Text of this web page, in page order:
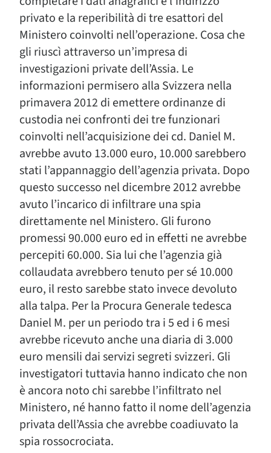
privato e la reperibilità di tre esattori del
Ministero coinvolti nell’operazione. Cosa che
gli riuscì attraverso un’impresa di
investigazioni private dell’Assia. Le
informazioni permisero alla Svizzera nella
primavera 2012 di emettere ordinanze di
custodia nei confronti dei tre funzionari
coinvolti nell’acquisizione dei cd. Daniel M.
avrebbe avuto 13.000 euro, 10.000 sarebbero
stati l’appannaggio dell’agenzia privata. Dopo
questo successo nel dicembre 2012 avrebbe
avuto l’incarico di infiltrare una spia
direttamente nel Ministero. Gli furono
promessi 90.000 euro ed in effetti ne avrebbe
percepiti 60.000. Sia lui che l’agenzia già
collaudata avrebbero tenuto per sé 10.000
euro, il resto sarebbe stato invece devoluto
alla talpa. Per la Procura Generale tedesca
Daniel M. per un periodo tra i 5 ed i 6 mesi
avrebbe ricevuto anche una diaria di 3.000
euro mensili dai servizi segreti svizzeri. Gli
investigatori tuttavia hanno indicato che non
è ancora noto chi sarebbe l’infiltrato nel
Ministero, né hanno fatto il nome dell’agenzia
privata dell’Assia che avrebbe coadiuvato la
spia rossocrociata.